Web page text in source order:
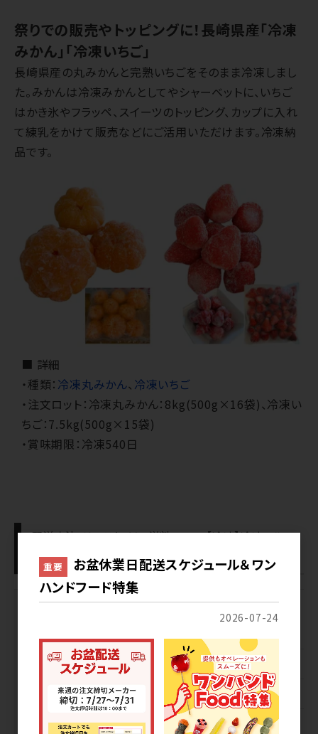
祭りでの販売やトッピングに！長崎県産「冷凍
みかん」「冷凍いちご」
長崎県産の丸みかんと完熟いちごをそのまま冷凍しまし
た。みかんは冷凍みかんとしてやシャーベットに、いちご
はかき氷やフラッペ、スイーツのトッピング、カップに入れ
て練乳をかけて販売などにご活用いただけます。冷凍納
品です。
■ 詳細
・種類： 冷凍丸みかん、 冷凍いちご
・注文ロット：冷凍丸みかん：8kg(500g×16袋)、冷凍い
ちご：7.5kg(500g×15袋)
・賞味期限：冷凍540日
配送方法・リードタイム・送料：[206]【冷凍】冷凍フルー
ツ
宅配便 リードタイム：7日、北海道、北東北、南東
北、関東、信越、北陸、中部、関西、中国、
納品不可曜日：なし
納品不可地域 ：沖縄
配送ロット ：1ケース以上
重要
お盆休業日配送スケジュール＆ワン
ハンドフード特集
2026-07-24